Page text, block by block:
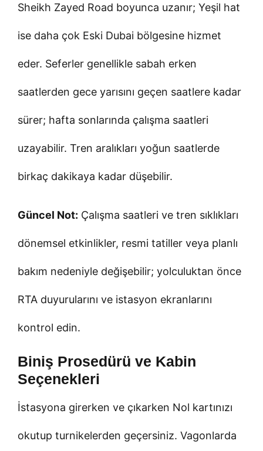
Sheikh Zayed Road boyunca uzanır; Yeşil hat
ise daha çok Eski Dubai bölgesine hizmet
eder. Seferler genellikle sabah erken
saatlerden gece yarısını geçen saatlere kadar
sürer; hafta sonlarında çalışma saatleri
uzayabilir. Tren aralıkları yoğun saatlerde
birkaç dakikaya kadar düşebilir.
Güncel Not: Çalışma saatleri ve tren sıklıkları
dönemsel etkinlikler, resmi tatiller veya planlı
bakım nedeniyle değişebilir; yolculuktan önce
RTA duyurularını ve istasyon ekranlarını
kontrol edin.
Biniş Prosedürü ve Kabin
Seçenekleri
İstasyona girerken ve çıkarken Nol kartınızı
okutup turnikelerden geçersiniz. Vagonlarda